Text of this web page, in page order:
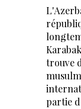
trouve
partie